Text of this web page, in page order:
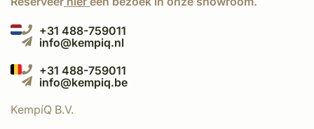
+31 488-759011
info@kempiq.nl
+31 488-759011
info@kempiq.be
KempíQ B.V.